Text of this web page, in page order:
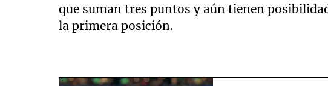
que suman tres puntos y aún tienen
la primera posición.